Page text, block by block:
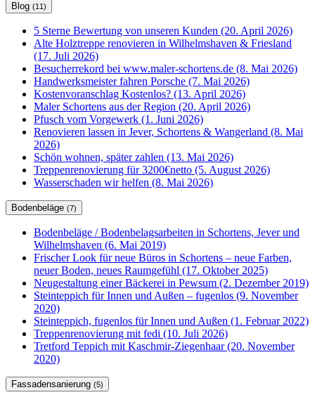
Blog (11)
5 Sterne Bewertung von unseren Kunden (20. April 2026)
Alte Holztreppe renovieren in Wilhelmshaven & Friesland
(17. Juli 2026)
Besucherrekord bei www.maler-schortens.de (8. Mai 2026)
Handwerksmeister fahren Porsche (7. Mai 2026)
Kostenvoranschlag Kostenlos? (13. April 2026)
Maler Schortens aus der Region (20. April 2026)
Pfusch vom Vorgewerk (1. Juni 2026)
Renovieren lassen in Jever, Schortens & Wangerland (8. Mai
2026)
Schön wohnen, später zahlen (13. Mai 2026)
Treppenrenovierung für 3200€netto (5. August 2026)
Wasserschaden wir helfen (8. Mai 2026)
Bodenbeläge (7)
Bodenbeläge / Bodenbelagsarbeiten in Schortens, Jever und
Wilhelmshaven (6. Mai 2019)
Frischer Look für neue Büros in Schortens – neue Farben,
neuer Boden, neues Raumgefühl (17. Oktober 2025)
Neugestaltung einer Bäckerei in Pewsum (2. Dezember 2019)
Steinteppich für Innen und Außen – fugenlos (9. November
2020)
Steinteppich, fugenlos für Innen und Außen (1. Februar 2022)
Treppenrenovierung mit fedi (10. Juli 2026)
Tretford Teppich mit Kaschmir-Ziegenhaar (20. November
2020)
Fassadensanierung (5)